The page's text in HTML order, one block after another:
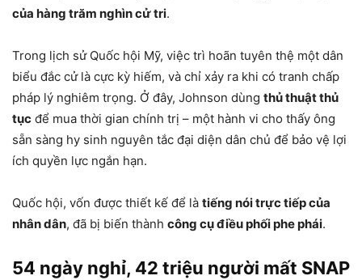
của hàng trăm nghìn cử tri.
Trong lịch sử Quốc hội Mỹ, việc trì hoãn tuyên thệ một dân
biểu đắc cử là cực kỳ hiếm, và chỉ xảy ra khi có tranh chấp
pháp lý nghiêm trọng. Ở đây, Johnson dùng thủ thuật thủ
tục để mua thời gian chính trị – một hành vi cho thấy ông
sẵn sàng hy sinh nguyên tắc đại diện dân chủ để bảo vệ lợi
ích quyền lực ngắn hạn.
Quốc hội, vốn được thiết kế để là tiếng nói trực tiếp của
nhân dân, đã bị biến thành công cụ điều phối phe phái.
54 ngày nghỉ, 42 triệu người mất SNAP